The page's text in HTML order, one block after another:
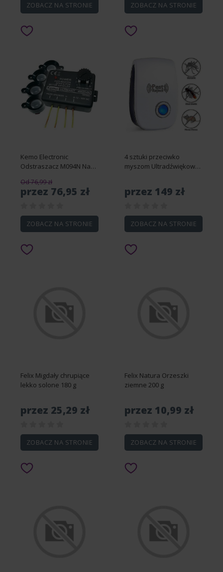
ZOBACZ NA STRONIE ZOBACZ NA STRONIE
Kemo Electronic
Odstraszacz M094N Na
Koty
Od 76,99 zł
przez 76,95 zł
ZOBACZ NA STRONIE
4 sztuki przeciwko
myszom Ultradźwiękowy
owad
przez 149 zł
ZOBACZ NA STRONIE
Felix Migdały chrupiące
lekko solone 180 g
przez 25,29 zł
ZOBACZ NA STRONIE
Felix Natura Orzeszki
ziemne 200 g
przez 10,99 zł
ZOBACZ NA STRONIE